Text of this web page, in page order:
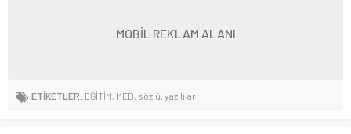
MOBİL REKLAM ALANI
ETİKETLER: EĞİTİM, MEB, sözlü, yazılılar